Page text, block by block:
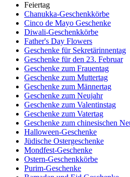
Feiertag
Chanukka-Geschenkkörbe
Cinco de Mayo Geschenke
Diwali-Geschenkkörbe
Father's Day Flowers
Geschenke für Sekretärinnentag
Geschenke für den 23. Februar
Geschenke zum Frauentag
Geschenke zum Muttertag
Geschenke zum Männertag
Geschenke zum Neujahr
Geschenke zum Valentinstag
Geschenke zum Vatertag
Geschenke zum chinesischen
Halloween-Geschenke
Jüdische Ostergeschenke
Mondfest-Geschenke
Ostern-Geschenkkörbe
Purim-Geschenke